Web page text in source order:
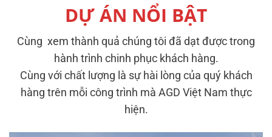
DỰ ÁN NỔI BẬT
Cùng xem thành quả chúng tôi đã dạt được trong
hành trình chinh phục khách hàng.
Cùng với chất lượng là sự hài lòng của quý khách
hàng trên mỗi công trình mà AGD Việt Nam thực
hiện.